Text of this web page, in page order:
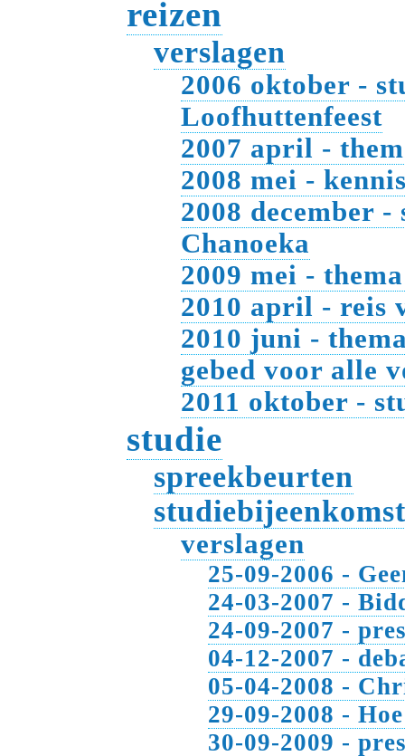
reizen
verslagen
2006 oktober -
Loofhuttenfeest
2007 april -
2008 mei -
2008 december
Chanoeka
2009 mei -
2010 april - reis
2010 juni -
gebed voor alle
2011 oktober -
studie
spreekbeurten
verslagen
25-09-2006 -
24-03-2007 -
24-09-2007 -
04-12-2007 -
05-04-2008 -
29-09-2008 -
30-09-2009 -